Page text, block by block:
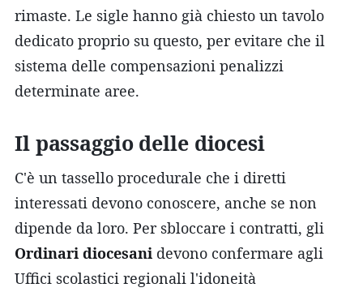
rimaste. Le sigle hanno già chiesto un tavolo
dedicato proprio su questo, per evitare che il
sistema delle compensazioni penalizzi
determinate aree.
Il passaggio delle diocesi
C'è un tassello procedurale che i diretti
interessati devono conoscere, anche se non
dipende da loro. Per sbloccare i contratti, gli
Ordinari diocesani devono confermare agli
Uffici scolastici regionali l'idoneità